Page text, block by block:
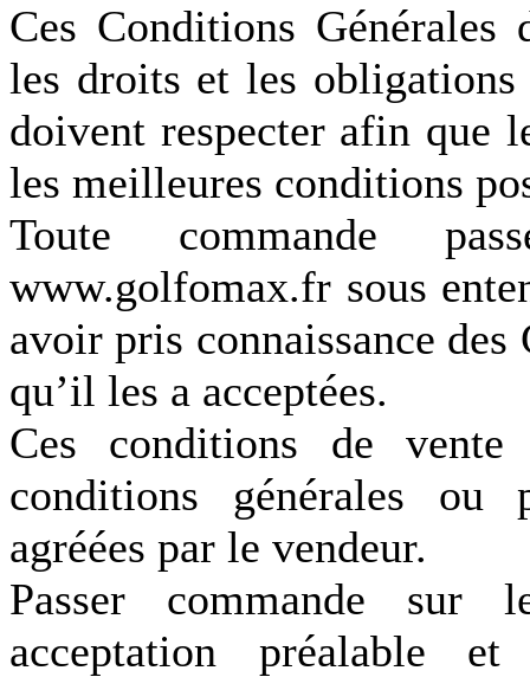
Ces Conditions Générales
les droits et les obligations
doivent respecter afin que
les meilleures conditions
Toute commande
www.golfomax.fr sous
avoir pris connaissance
qu’il les a acceptées.
Ces conditions de vente
conditions générales ou
agréées par le vendeur.
Passer commande sur
acceptation préalable